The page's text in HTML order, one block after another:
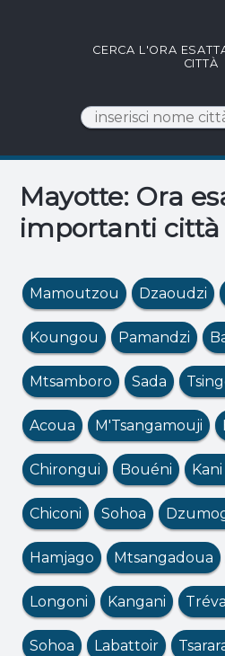
CERCA L'ORA
CITTÀ
Mayotte: Ora
importanti città
Mamoutzou Dzaoudzi
Koungou Pamandzi
Mtsamboro Sada
Acoua M'Tsangamouji
Chirongui Bouéni
Chiconi Sohoa
Hamjago Mtsangadoua
Longoni Kangani
Sohoa Labattoir